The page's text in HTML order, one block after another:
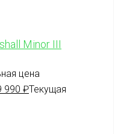
Minor III
цена
990 ₽Текущая